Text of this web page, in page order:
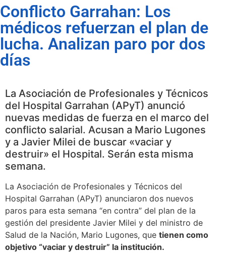
Conflicto Garrahan: Los
médicos refuerzan el plan de
lucha. Analizan paro por dos
días
La Asociación de Profesionales y Técnicos
del Hospital Garrahan (APyT) anunció
nuevas medidas de fuerza en el marco del
conflicto salarial. Acusan a Mario Lugones
y a Javier Milei de buscar «vaciar y
destruir» el Hospital. Serán esta misma
semana.
La Asociación de Profesionales y Técnicos del
Hospital Garrahan (APyT) anunciaron dos nuevos
paros para esta semana “en contra” del plan de la
gestión del presidente Javier Milei y del ministro de
Salud de la Nación, Mario Lugones, que tienen como
objetivo “vaciar y destruir” la institución.